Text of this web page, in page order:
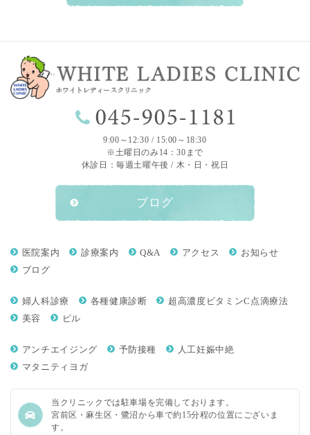
9:00～12:30 / 15:00～18:30
※土曜日のみ14：30まで
休診日：毎週土曜午後 / 木・日・祝日
ブログ
医院案内 診療案内 Q&A アクセス
お知らせ
ブログ
婦人科診療 各種健康診断
超高濃度ビタミンC点滴療法
美容
ピル
アンチエイジング 予防接種
人工妊娠中絶
マタニティヨガ
当クリニックでは駐車場を完備しております。
宮前区・麻生区・鷺沼から車で約15分程の位置にございま
す。